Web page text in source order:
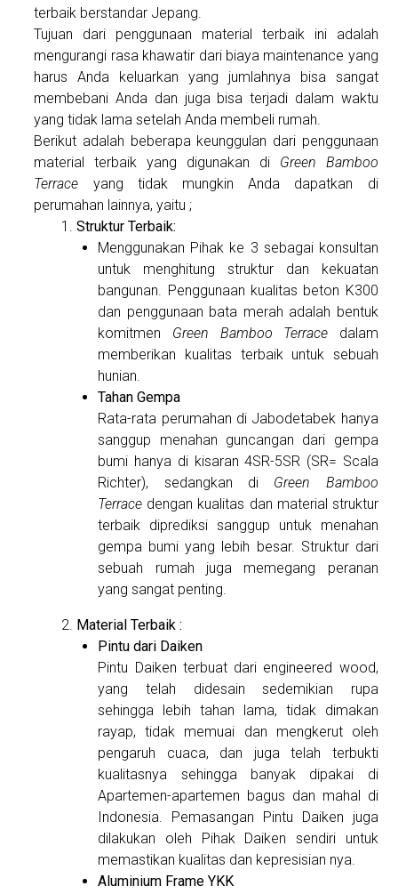
terbaik berstandar Jepang.
Tujuan dari penggunaan material terbaik ini adalah
mengurangi rasa khawatir dari biaya maintenance yang
harus Anda keluarkan yang jumlahnya bisa sangat
membebani Anda dan juga bisa terjadi dalam waktu
yang tidak lama setelah Anda membeli rumah.
Berikut adalah beberapa keunggulan dari penggunaan
material terbaik yang digunakan di Green Bamboo
Terrace yang tidak mungkin Anda dapatkan di
perumahan lainnya, yaitu ;
Struktur Terbaik:
Menggunakan Pihak ke 3 sebagai konsultan
untuk menghitung struktur dan kekuatan
bangunan. Penggunaan kualitas beton K300
dan penggunaan bata merah adalah bentuk
komitmen Green Bamboo Terrace dalam
memberikan kualitas terbaik untuk sebuah
hunian.
Tahan Gempa
Rata-rata perumahan di Jabodetabek hanya
sanggup menahan guncangan dari gempa
bumi hanya di kisaran 4SR-5SR (SR= Scala
Richter), sedangkan di Green Bamboo
Terrace dengan kualitas dan material struktur
terbaik diprediksi sanggup untuk menahan
gempa bumi yang lebih besar. Struktur dari
sebuah rumah juga memegang peranan
yang sangat penting.
Material Terbaik :
Pintu dari Daiken
Pintu Daiken terbuat dari engineered wood,
yang telah didesain sedemikian rupa
sehingga lebih tahan lama, tidak dimakan
rayap, tidak memuai dan mengkerut oleh
pengaruh cuaca, dan juga telah terbukti
kualitasnya sehingga banyak dipakai di
Apartemen-apartemen bagus dan mahal di
Indonesia. Pemasangan Pintu Daiken juga
dilakukan oleh Pihak Daiken sendiri untuk
memastikan kualitas dan kepresisian nya.
Aluminium Frame YKK